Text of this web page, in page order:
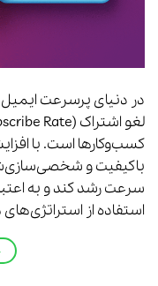
در دنیای پرسرعت
کسب‌وکارها است. با
باکیفیت و
سرعت رشد کند و به
استفاده از